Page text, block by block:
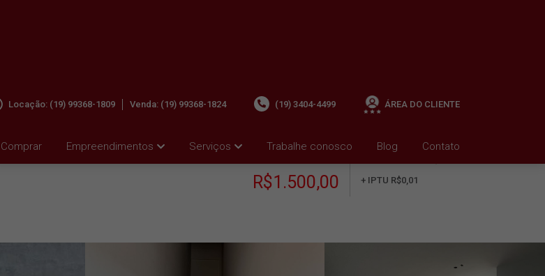
Comprar Empreendimentos Serviços Trabalhe conosco Blog Contato
Locação: (19) 99368-1809 Venda: (19) 99368-1824 (19) 3404-4499 ÁREA DO CLIENTE
R$1.500,00
+ IPTU R$0,01